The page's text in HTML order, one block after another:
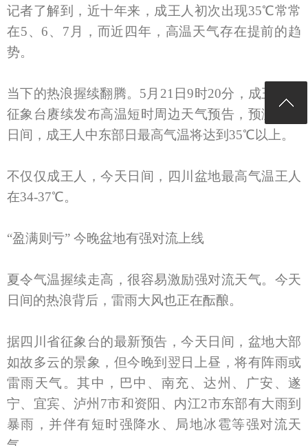
记者了解到，近十年来，成王人初次出现35℃常常
在5、6、7月，而近四年，高温天气存在提前的趋
势。
当下的热浪握续翻腾。5月21日9时20分，成王人市
征象台赓续发布高温短时周边天气预告，预测今天
日间，成王人中东部日最高气温将达到35℃以上。
不仅仅成王人，今天日间，四川盆地最高气温王人
在34-37℃。
“盈满则亏” 今晚盆地有强对流上线
夏令气温握续走高，很容易激励强对流天气。今天
日间的热浪背后，雷雨大风也正在酝酿。
据四川省征象台的最新预告，今天日间，盆地大部
如故多云的景象，但今晚到翌日上昼，将有阵雨或
雷雨天气。其中，巴中、南充、达州、广安、遂
宁、宜宾、泸州7市和资阳、内江2市东部有大雨到
暴雨，并伴有短时强降水、局地冰雹等强对流天